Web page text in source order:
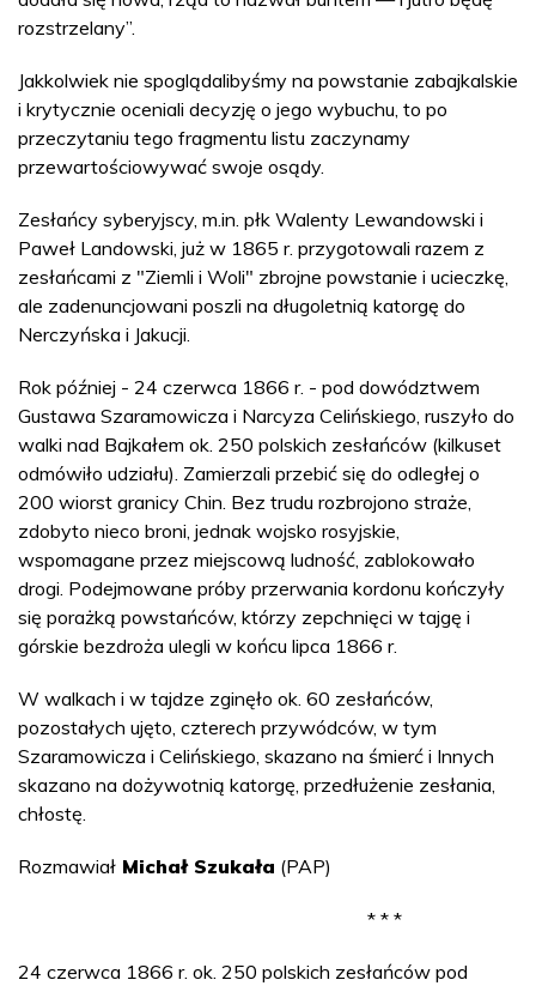
rozstrzelany”.
Jakkolwiek nie spoglądalibyśmy na powstanie zabajkalskie
i krytycznie oceniali decyzję o jego wybuchu, to po
przeczytaniu tego fragmentu listu zaczynamy
przewartościowywać swoje osądy.
Zesłańcy syberyjscy, m.in. płk Walenty Lewandowski i
Paweł Landowski, już w 1865 r. przygotowali razem z
zesłańcami z "Ziemli i Woli" zbrojne powstanie i ucieczkę,
ale zadenuncjowani poszli na długoletnią katorgę do
Nerczyńska i Jakucji.
Rok później - 24 czerwca 1866 r. - pod dowództwem
Gustawa Szaramowicza i Narcyza Celińskiego, ruszyło do
walki nad Bajkałem ok. 250 polskich zesłańców (kilkuset
odmówiło udziału). Zamierzali przebić się do odległej o
200 wiorst granicy Chin. Bez trudu rozbrojono straże,
zdobyto nieco broni, jednak wojsko rosyjskie,
wspomagane przez miejscową ludność, zablokowało
drogi. Podejmowane próby przerwania kordonu kończyły
się porażką powstańców, którzy zepchnięci w tajgę i
górskie bezdroża ulegli w końcu lipca 1866 r.
W walkach i w tajdze zginęło ok. 60 zesłańców,
pozostałych ujęto, czterech przywódców, w tym
Szaramowicza i Celińskiego, skazano na śmierć i Innych
skazano na dożywotnią katorgę, przedłużenie zesłania,
chłostę.
Rozmawiał Michał Szukała (PAP)
* * *
24 czerwca 1866 r. ok. 250 polskich zesłańców pod